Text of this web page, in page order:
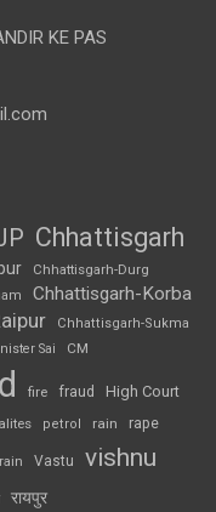
KE PAS
Chhattisgarh
Chhattisgarh-Durg
Chhattisgarh-Korba
Chhattisgarh-Sukma
Sai CM
fire fraud High Court
petrol rain rape
Vastu vishnu
रायपुर